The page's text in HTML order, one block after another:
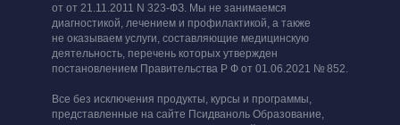
от от 21.11.2011 N 323-ФЗ. Мы не занимаемся
диагностикой, лечением и профилактикой, а также
не оказываем услуги, составляющие медицинскую
деятельность, перечень которых утвержден
постановлением Правительства Р Ф от 01.06.2021 № 852.
Все без исключения продукты, курсы и программы,
представленные на сайте Псидваноль Образование,